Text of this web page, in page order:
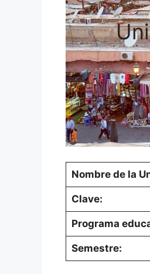
Nombre de la
Clave:
Programa
Semestre: